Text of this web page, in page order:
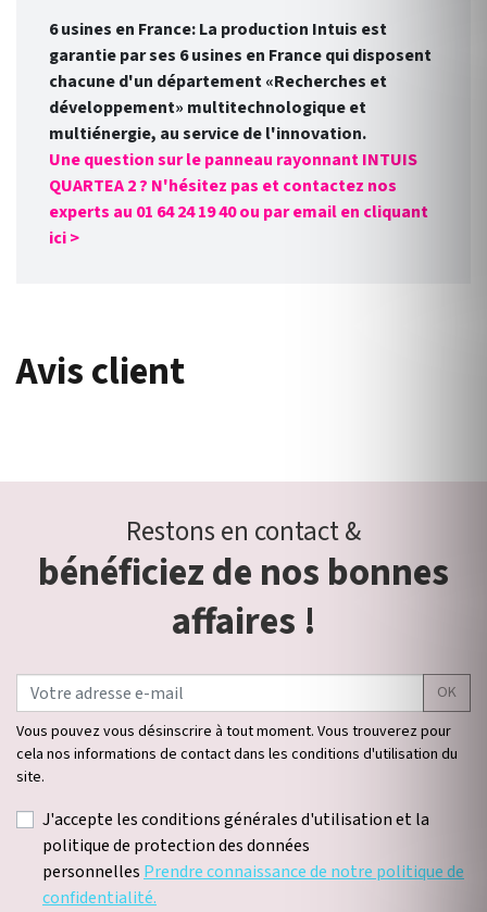
6 usines en France: La production Intuis est
garantie par ses 6 usines en France qui disposent
chacune d'un département «Recherches et
développement» multitechnologique et
multiénergie, au service de l'innovation.
Une question sur le panneau rayonnant INTUIS
QUARTEA 2 ? N'hésitez pas et contactez nos
experts au 01 64 24 19 40 ou par email en cliquant
ici >
Avis client
Restons en contact &
bénéficiez de nos bonnes
affaires !
OK
Vous pouvez vous désinscrire à tout moment. Vous trouverez pour
cela nos informations de contact dans les conditions d'utilisation du
site.
J'accepte les conditions générales d'utilisation et la
politique de protection des données
personnelles Prendre connaissance de notre politique de
confidentialité.